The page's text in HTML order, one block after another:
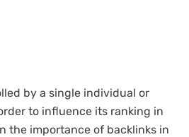
by a single individual or
to influence its ranking in
the importance of backlinks in